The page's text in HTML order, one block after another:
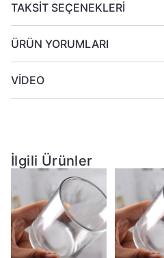
TAKSİT SEÇENEKLERİ
ÜRÜN YORUMLARI
VİDEO
İlgili Ürünler